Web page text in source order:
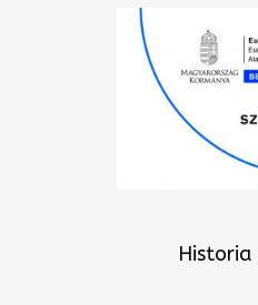
Historia